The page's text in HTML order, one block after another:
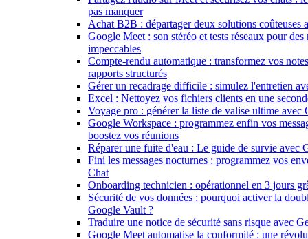
pas manquer
Achat B2B : départager deux solutions coûteuses
Google Meet : son stéréo et tests réseaux pour des
impeccables
Compte-rendu automatique : transformez vos
rapports structurés
Gérer un recadrage difficile : simulez l'entretien
Excel : Nettoyez vos fichiers clients en une
Voyage pro : générer la liste de valise ultime avec
Google Workspace : programmez enfin vos
boostez vos réunions
Réparer une fuite d'eau : Le guide de survie avec
Fini les messages nocturnes : programmez vos
Chat
Onboarding technicien : opérationnel en 3 jours
Sécurité de vos données : pourquoi activer la
Google Vault ?
Traduire une notice de sécurité sans risque avec
Google Meet automatise la conformité : une